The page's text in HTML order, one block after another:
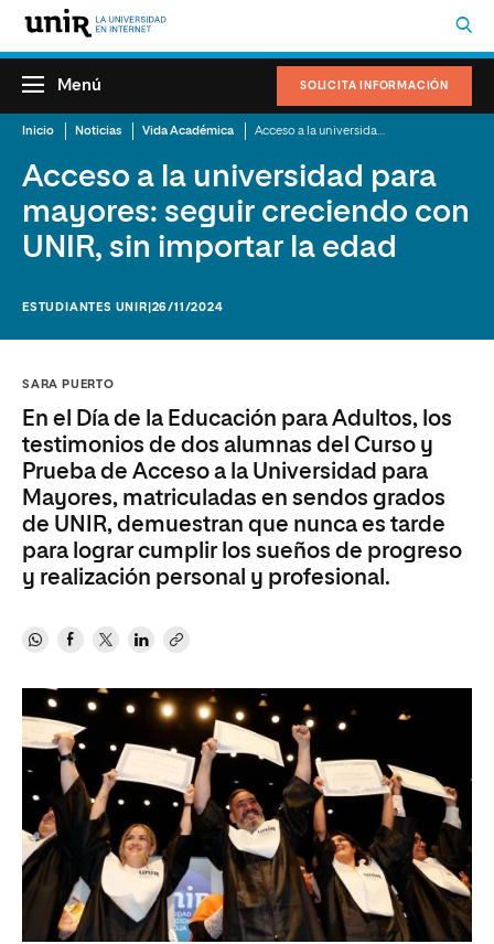
SOLICITA INFORMACIÓN
Menú
Inicio Noticias Vida Académica
Acceso a la universidad para
mayores: seguir creciendo con
UNIR, sin importar la edad
ESTUDIANTES UNIR |26/11/2024
SARA PUERTO
En el Día de la Educación para Adultos, los
testimonios de dos alumnas del Curso y
Prueba de Acceso a la Universidad para
Mayores, matriculadas en sendos grados
de UNIR, demuestran que nunca es tarde
para lograr cumplir los sueños de progreso
y realización personal y profesional.